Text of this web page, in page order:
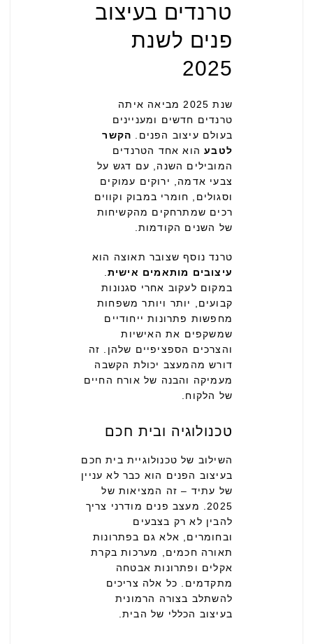
טרנדים בעיצוב
פנים לשנת
2025
שנת 2025 מביאה איתה
טרנדים חדשים ומעניינים
בעולם עיצוב הפנים. הקשר
לטבעהוא אחד הטרנדים
המובילים השנה, עם דגש על
צבעי אדמה, ירוקים עמוקים
וסגולים, חומרי במבוק וקווים
רכים שמתרחקים מהקשיחות
של השנים הקודמות.
טרנד נוסף שצובר תאוצה הוא
עיצובים מותאמים אישית
במקום לעקוב אחרי סגנונות
קבועים, יותר ויותר משפחות
מחפשות פתרונות ייחודיים
שמשקפים את האישיות
והצרכים הספציפיים שלהן. זה
דורש מהמעצב יכולת הקשבה
מעמיקה והבנה של אורח החיים
של הלקוח.
טכנולוגיה ובית חכם
השילוב של טכנולוגיית בית חכם
בעיצוב הפנים הוא כבר לא עניין
של עתיד – זה המציאות של
2025. מעצב פנים מודרני צריך
להבין לא רק בצבעים
ובחומרים, אלא גם בפתרונות
תאורה חכמים, מערכות בקרת
אקלים ופתרונות אבטחה
מתקדמים. כל אלה צריכים
להשתלב בצורה הרמונית
בעיצוב הכללי של הבית.